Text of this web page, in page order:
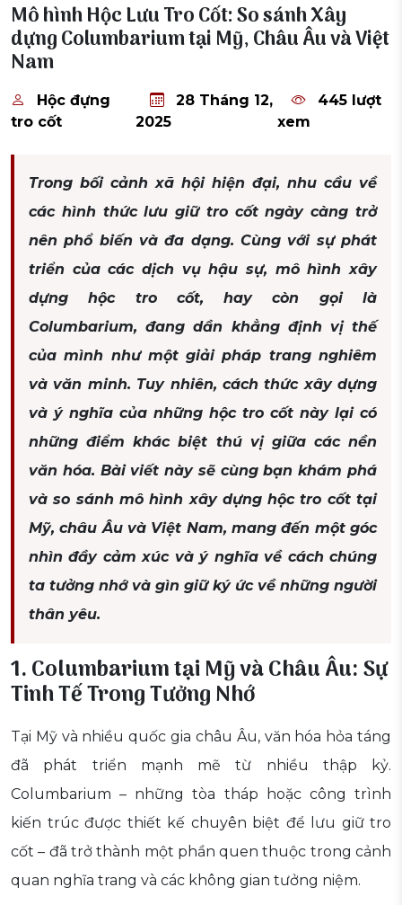
Mô hình Hộc Lưu Tro Cốt: So sánh Xây
dựng Columbarium tại Mỹ, Châu Âu và Việt
Nam
Hộc đựng
tro cốt
28 Tháng 12,
2025
445 lượt
xem
Trong bối cảnh xã hội hiện đại, nhu cầu về
các hình thức lưu giữ tro cốt ngày càng trở
nên phổ biến và đa dạng. Cùng với sự phát
triển của các dịch vụ hậu sự, mô hình xây
dựng hộc tro cốt, hay còn gọi là
Columbarium, đang dần khẳng định vị thế
của mình như một giải pháp trang nghiêm
và văn minh. Tuy nhiên, cách thức xây dựng
và ý nghĩa của những hộc tro cốt này lại có
những điểm khác biệt thú vị giữa các nền
văn hóa. Bài viết này sẽ cùng bạn khám phá
và so sánh mô hình xây dựng hộc tro cốt tại
Mỹ, châu Âu và Việt Nam, mang đến một góc
nhìn đầy cảm xúc và ý nghĩa về cách chúng
ta tưởng nhớ và gìn giữ ký ức về những người
thân yêu.
1. Columbarium tại Mỹ và Châu Âu: Sự
Tinh Tế Trong Tưởng Nhớ
Tại Mỹ và nhiều quốc gia châu Âu, văn hóa hỏa táng
đã phát triển mạnh mẽ từ nhiều thập kỷ.
Columbarium – những tòa tháp hoặc công trình
kiến trúc được thiết kế chuyên biệt để lưu giữ tro
cốt – đã trở thành một phần quen thuộc trong cảnh
quan nghĩa trang và các không gian tưởng niệm.